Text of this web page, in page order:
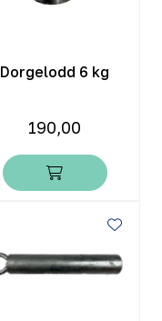
Dorgelodd 6 kg
190,00